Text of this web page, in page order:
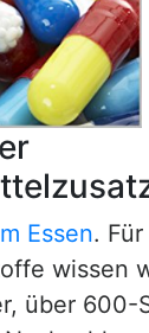
Essen.
wissen
über 600-